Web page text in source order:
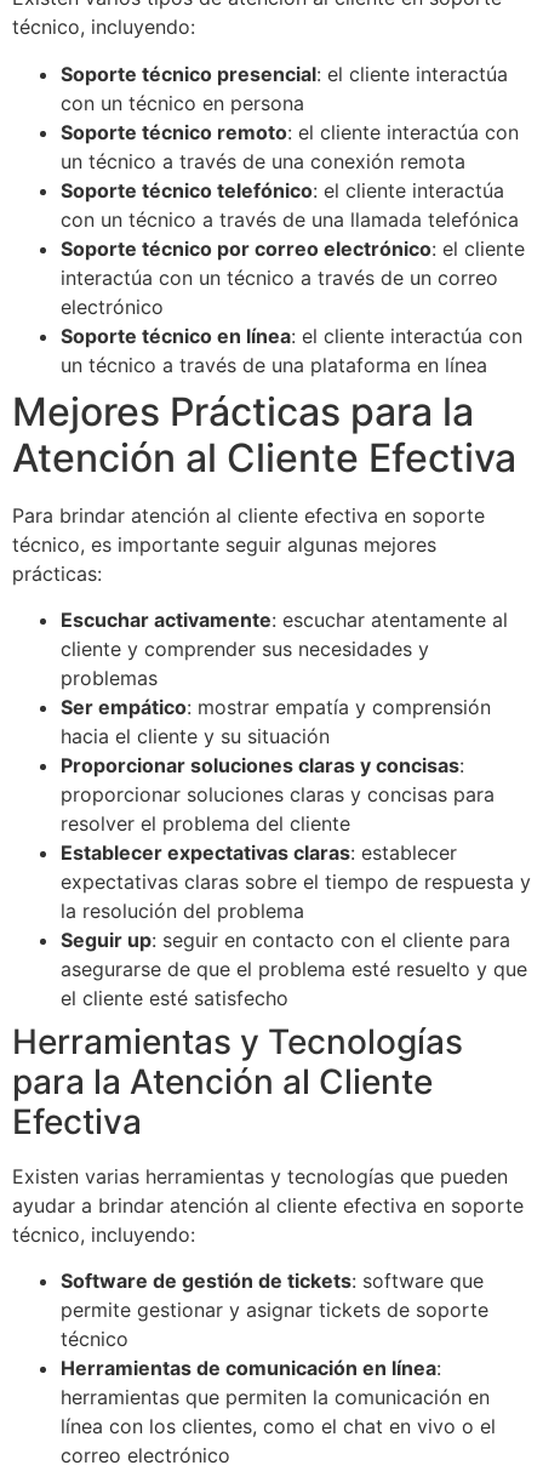
técnico, incluyendo:
Soporte técnico presencial: el cliente interactúa
con un técnico en persona
Soporte técnico remoto: el cliente interactúa con
un técnico a través de una conexión remota
Soporte técnico telefónico: el cliente interactúa
con un técnico a través de una llamada telefónica
Soporte técnico por correo electrónico: el cliente
interactúa con un técnico a través de un correo
electrónico
Soporte técnico en línea: el cliente interactúa con
un técnico a través de una plataforma en línea
Mejores Prácticas para la
Atención al Cliente Efectiva
Para brindar atención al cliente efectiva en soporte
técnico, es importante seguir algunas mejores
prácticas:
Escuchar activamente: escuchar atentamente al
cliente y comprender sus necesidades y
problemas
Ser empático: mostrar empatía y comprensión
hacia el cliente y su situación
Proporcionar soluciones claras y concisas:
proporcionar soluciones claras y concisas para
resolver el problema del cliente
Establecer expectativas claras: establecer
expectativas claras sobre el tiempo de respuesta y
la resolución del problema
Seguir up: seguir en contacto con el cliente para
asegurarse de que el problema esté resuelto y que
el cliente esté satisfecho
Herramientas y Tecnologías
para la Atención al Cliente
Efectiva
Existen varias herramientas y tecnologías que pueden
ayudar a brindar atención al cliente efectiva en soporte
técnico, incluyendo:
Software de gestión de tickets: software que
permite gestionar y asignar tickets de soporte
técnico
Herramientas de comunicación en línea:
herramientas que permiten la comunicación en
línea con los clientes, como el chat en vivo o el
correo electrónico